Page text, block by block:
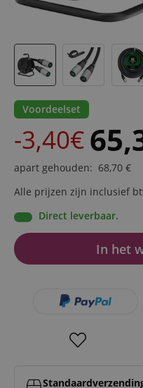
Voordeelset
-3,40€
apart gehouden: 68,70 €
Alle prijzen zijn inclusief
Direct leverbaar.
In het